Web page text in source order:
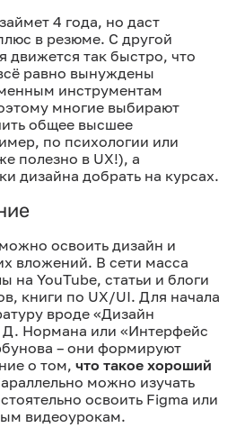
4 года, но даст
в резюме. С другой
движется так быстро, что
равно вынуждены
инструментам
многие выбирают
общее высшее
по психологии или
полезно в UX!), а
дизайна добрать на курсах.
освоить дизайн и
вложений. В сети масса
на YouTube, статьи и блоги
книги по UX/UI. Для начала
вроде «Дизайн
Нормана или «Интерфейс
– они формируют
о том, что такое хороший
можно изучать
освоить Figma или
видеоурокам.